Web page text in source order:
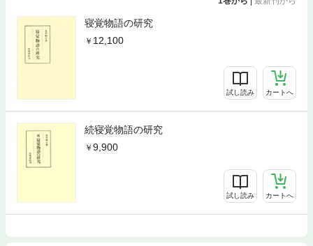
寝覚物語の研究
12,100
試し読み カートへ
続寝覚物語の研究
9,900
試し読み カートへ